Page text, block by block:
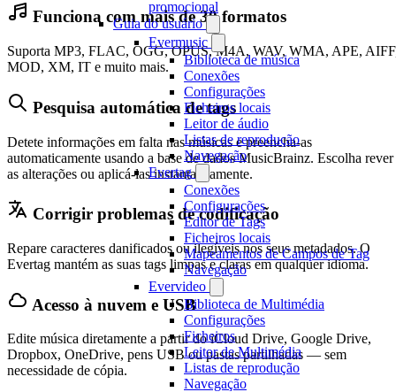
promocional
Guia do usuário
Evermusic
Biblioteca de música
Conexões
Configurações
Ficheiros locais
Leitor de áudio
Listas de reprodução
Navegação
Evertag
Conexões
Configurações
Editor de Tags
Ficheiros locais
Mapeamentos de Campos de Tag
Navegação
Evervideo
Biblioteca de Multimédia
Configurações
Ficheiros
Leitor de Multimédia
Listas de reprodução
Navegação
Funciona com mais de 30 formatos
Suporta MP3, FLAC, OGG, OPUS, M4A, WAV, WMA, APE,
MOD, XM, IT e muito mais.
Pesquisa automática de tags
Detete informações em falta nas músicas e preencha-as
automaticamente usando a base de dados MusicBrainz. Escolha rever
as alterações ou aplicá-las instantaneamente.
Corrigir problemas de codificação
Repare caracteres danificados ou ilegíveis nos seus metadados. O
Evertag mantém as suas tags limpas e claras em qualquer idioma.
Acesso à nuvem e USB
Edite música diretamente a partir do iCloud Drive, Google Drive,
Dropbox, OneDrive, pens USB ou pastas partilhadas — sem
necessidade de cópia.